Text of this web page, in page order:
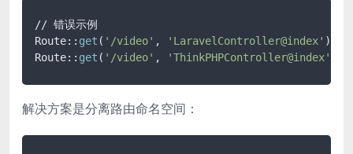
// 错误示例
Route:: get ( '/video' , 'LaravelController@index' );
Route:: get ( '/video' , 'ThinkPHPController@index'
解决方案是分离路由命名空间：